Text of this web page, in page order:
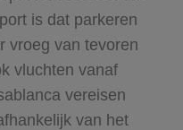
is dat parkeren
vroeg van tevoren
vluchten vanaf
vereisen
van het